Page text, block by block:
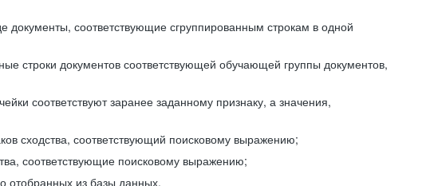
соответствующие сгруппированным строкам в одной
строки документов соответствующей обучающей группы документов,
соответствуют заранее заданному признаку, а значения,
сходства, соответствующий поисковому выражению;
соответствующие поисковому выражению;
отобранных из базы данных.